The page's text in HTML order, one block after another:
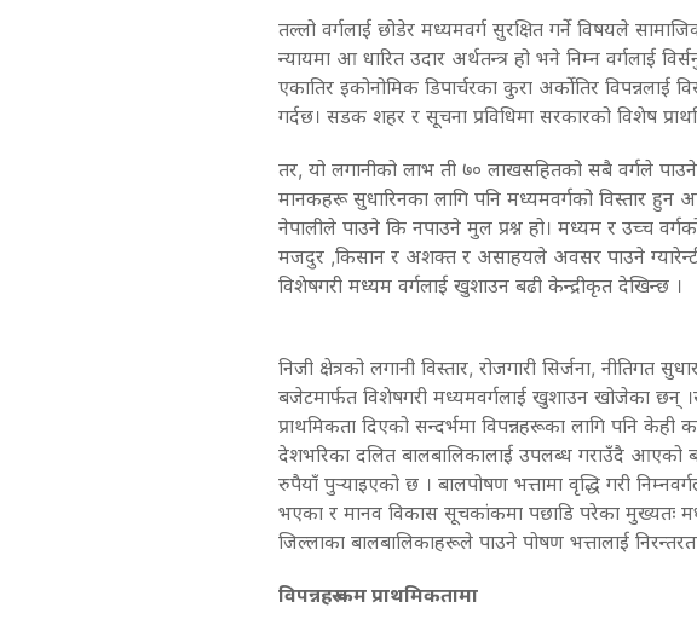
तल्लो वर्गलाई छोडेर मध्यमवर्ग सुरक्षित गर्ने विषयले
न्यायमा आ धारित उदार अर्थतन्त्र हो भने निम्न वर्गलाई
एकातिर इकोनोमिक डिपार्चरका कुरा अर्कोतिर विपन्नलाई
गर्दछ। सडक शहर र सूचना प्रविधिमा सरकारको विशेष
तर, यो लगानीको लाभ ती ७० लाखसहितको सबै वर्गले
मानकहरू सुधारिनका लागि पनि मध्यमवर्गको विस्तार
नेपालीले पाउने कि नपाउने मुल प्रश्न हो। मध्यम र उच्च
मजदुर ,किसान र अशक्त र असाहयले अवसर पाउने
विशेषगरी मध्यम वर्गलाई खुशाउन बढी केन्द्रीकृत देखिन्छ ।
निजी क्षेत्रको लगानी विस्तार, रोजगारी सिर्जना, नीतिगत
बजेटमार्फत विशेषगरी मध्यमवर्गलाई खुशाउन खोजेका छन्
प्राथमिकता दिएको सन्दर्भमा विपन्नहरूका लागि पनि
देशभरिका दलित बालबालिकालाई उपलब्ध गराउँदै आएको
रुपैयाँ पुर्‍याइएको छ । बालपोषण भत्तामा वृद्धि गरी
भएका र मानव विकास सूचकांकमा पछाडि परेका मुख्यतः
जिल्लाका बालबालिकाहरूले पाउने पोषण भत्तालाई
विपन्नहरू कम प्राथमिकतामा